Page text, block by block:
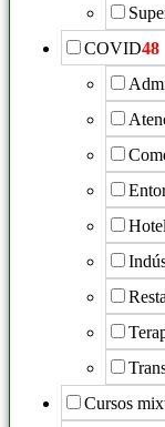
COVID48
Cursos